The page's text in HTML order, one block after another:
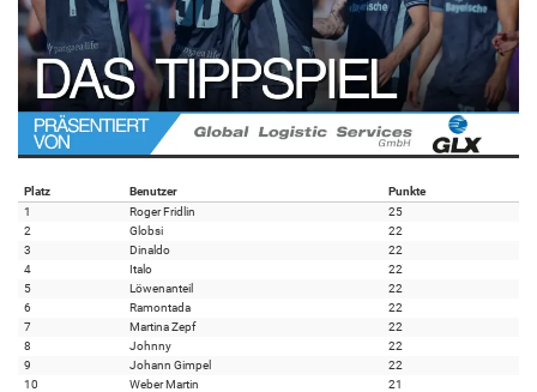
Platz Benutzer
Punkte
1
Roger Fridlin
25
2
Globsi
22
3
Dinaldo
22
4
Italo
22
5
Löwenanteil
22
6
Ramontada
22
7
Martina Zepf
22
8
Johnny
22
9
Johann Gimpel
22
10
Weber Martin 21